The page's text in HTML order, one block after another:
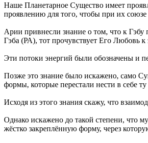
Наше Планетарное Существо имеет
проявлению для того, чтобы при их
Арии привнесли знание о том, что к Гэбу
Гэба (РА), тот прочувствует Его Любовь
Эти потоки энергий были обозначены и
Позже это знание было искажено, само
формы, которые перестали нести в себе
Исходя из этого знания скажу, что
Однако искажено до такой степени, что
жёстко закреплённую форму, через